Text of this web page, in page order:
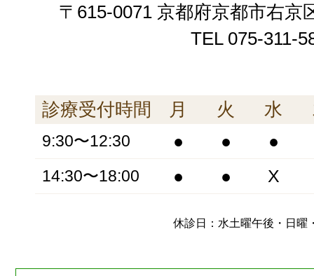
〒615-0071 京都府京都市右京
TEL 075-311-
診療受付時間 月 火 水
9:30〜12:30 ● ● ●
14:30〜18:00 ● ● X
休診日：水土曜午後・日曜